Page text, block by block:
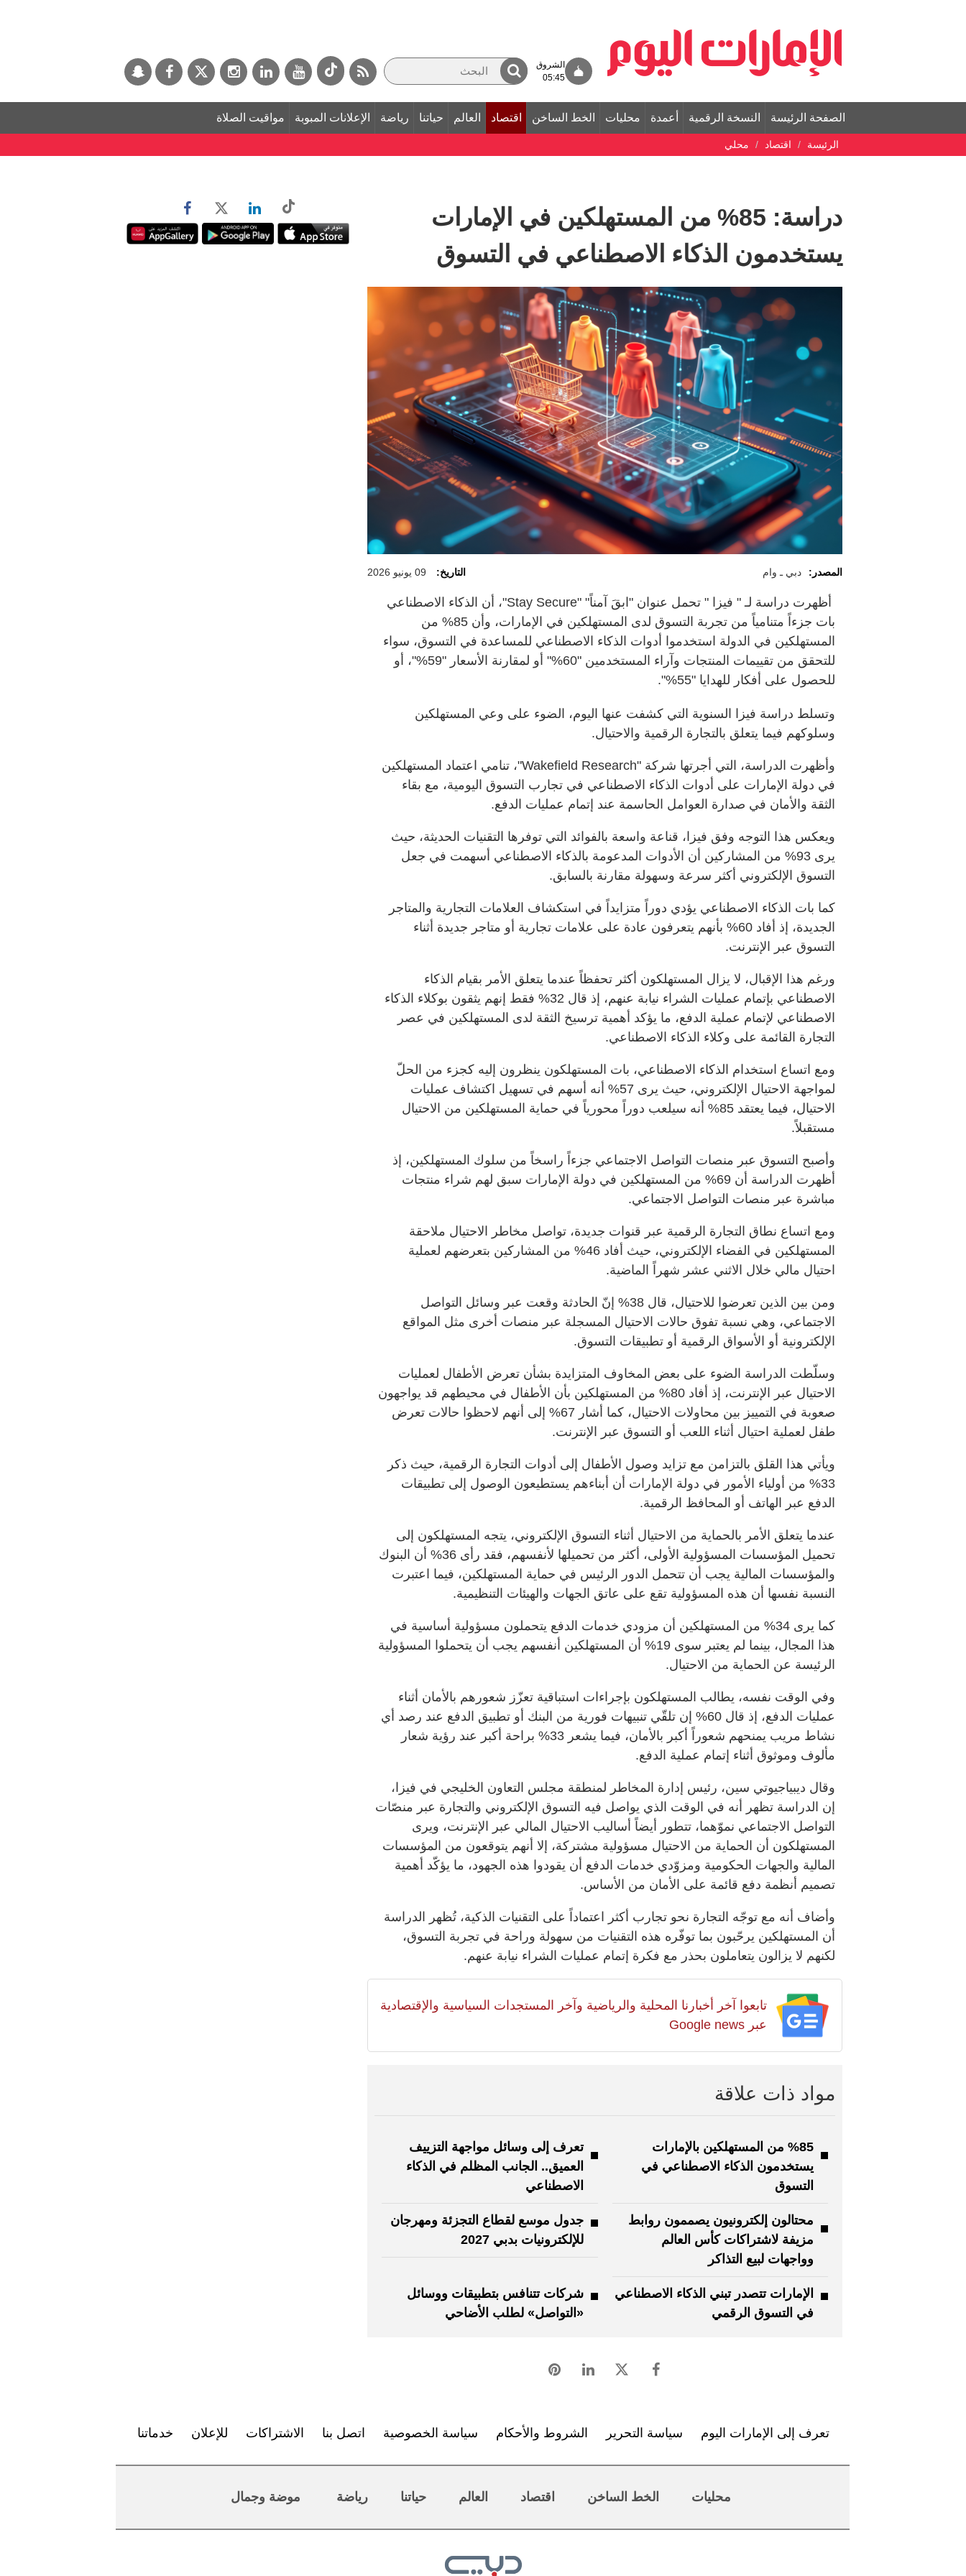
الشروق
05:45
الصفحة الرئيسة النسخة الرقمية أعمدة محليات الخط الساخن اقتصاد العالم حياتنا رياضة الإعلانات المبوبة مواقيت الصلاة
الرئيسة اقتصاد محلي
دراسة: 85% من المستهلكين في الإمارات
يستخدمون الذكاء الاصطناعي في التسوق
المصدر: دبي ـ وام التاريخ: 09 يونيو 2026
أظهرت دراسة لـ " فيزا " تحمل عنوان "ابقَ آمناً" "Stay Secure"، أن الذكاء الاصطناعي
بات جزءاً متنامياً من تجربة التسوق لدى المستهلكين في الإمارات، وأن 85% من
المستهلكين في الدولة استخدموا أدوات الذكاء الاصطناعي للمساعدة في التسوق، سواء
للتحقق من تقييمات المنتجات وآراء المستخدمين "60%" أو لمقارنة الأسعار "59%"، أو
للحصول على أفكار للهدايا "55%".
وتسلط دراسة فيزا السنوية التي كشفت عنها اليوم، الضوء على وعي المستهلكين
وسلوكهم فيما يتعلق بالتجارة الرقمية والاحتيال.
وأظهرت الدراسة، التي أجرتها شركة "Wakefield Research"، تنامي اعتماد المستهلكين
في دولة الإمارات على أدوات الذكاء الاصطناعي في تجارب التسوق اليومية، مع بقاء
الثقة والأمان في صدارة العوامل الحاسمة عند إتمام عمليات الدفع.
ويعكس هذا التوجه وفق فيزا، قناعة واسعة بالفوائد التي توفرها التقنيات الحديثة، حيث
يرى 93% من المشاركين أن الأدوات المدعومة بالذكاء الاصطناعي أسهمت في جعل
التسوق الإلكتروني أكثر سرعة وسهولة مقارنة بالسابق.
كما بات الذكاء الاصطناعي يؤدي دوراً متزايداً في استكشاف العلامات التجارية والمتاجر
الجديدة، إذ أفاد 60% بأنهم يتعرفون عادة على علامات تجارية أو متاجر جديدة أثناء
التسوق عبر الإنترنت.
ورغم هذا الإقبال، لا يزال المستهلكون أكثر تحفظاً عندما يتعلق الأمر بقيام الذكاء
الاصطناعي بإتمام عمليات الشراء نيابة عنهم، إذ قال 32% فقط إنهم يثقون بوكلاء الذكاء
الاصطناعي لإتمام عملية الدفع، ما يؤكد أهمية ترسيخ الثقة لدى المستهلكين في عصر
التجارة القائمة على وكلاء الذكاء الاصطناعي.
ومع اتساع استخدام الذكاء الاصطناعي، بات المستهلكون ينظرون إليه كجزء من الحلّ
لمواجهة الاحتيال الإلكتروني، حيث يرى 57% أنه أسهم في تسهيل اكتشاف عمليات
الاحتيال، فيما يعتقد 85% أنه سيلعب دوراً محورياً في حماية المستهلكين من الاحتيال
مستقبلاً.
وأصبح التسوق عبر منصات التواصل الاجتماعي جزءاً راسخاً من سلوك المستهلكين، إذ
أظهرت الدراسة أن 69% من المستهلكين في دولة الإمارات سبق لهم شراء منتجات
مباشرة عبر منصات التواصل الاجتماعي.
ومع اتساع نطاق التجارة الرقمية عبر قنوات جديدة، تواصل مخاطر الاحتيال ملاحقة
المستهلكين في الفضاء الإلكتروني، حيث أفاد 46% من المشاركين بتعرضهم لعملية
احتيال مالي خلال الاثني عشر شهراً الماضية.
ومن بين الذين تعرضوا للاحتيال، قال 38% إنّ الحادثة وقعت عبر وسائل التواصل
الاجتماعي، وهي نسبة تفوق حالات الاحتيال المسجلة عبر منصات أخرى مثل المواقع
الإلكترونية أو الأسواق الرقمية أو تطبيقات التسوق.
وسلّطت الدراسة الضوء على بعض المخاوف المتزايدة بشأن تعرض الأطفال لعمليات
الاحتيال عبر الإنترنت، إذ أفاد 80% من المستهلكين بأن الأطفال في محيطهم قد يواجهون
صعوبة في التمييز بين محاولات الاحتيال، كما أشار 67% إلى أنهم لاحظوا حالات تعرض
طفل لعملية احتيال أثناء اللعب أو التسوق عبر الإنترنت.
ويأتي هذا القلق بالتزامن مع تزايد وصول الأطفال إلى أدوات التجارة الرقمية، حيث ذكر
33% من أولياء الأمور في دولة الإمارات أن أبناءهم يستطيعون الوصول إلى تطبيقات
الدفع عبر الهاتف أو المحافظ الرقمية.
عندما يتعلق الأمر بالحماية من الاحتيال أثناء التسوق الإلكتروني، يتجه المستهلكون إلى
تحميل المؤسسات المسؤولية الأولى، أكثر من تحميلها لأنفسهم، فقد رأى 36% أن البنوك
والمؤسسات المالية يجب أن تتحمل الدور الرئيس في حماية المستهلكين، فيما اعتبرت
النسبة نفسها أن هذه المسؤولية تقع على عاتق الجهات والهيئات التنظيمية.
كما يرى 34% من المستهلكين أن مزودي خدمات الدفع يتحملون مسؤولية أساسية في
هذا المجال، بينما لم يعتبر سوى 19% أن المستهلكين أنفسهم يجب أن يتحملوا المسؤولية
الرئيسة عن الحماية من الاحتيال.
وفي الوقت نفسه، يطالب المستهلكون بإجراءات استباقية تعزّز شعورهم بالأمان أثناء
عمليات الدفع، إذ قال 60% إن تلقّي تنبيهات فورية من البنك أو تطبيق الدفع عند رصد أي
نشاط مريب يمنحهم شعوراً أكبر بالأمان، فيما يشعر 33% براحة أكبر عند رؤية شعار
مألوف وموثوق أثناء إتمام عملية الدفع.
وقال ديبياجيوتي سين، رئيس إدارة المخاطر لمنطقة مجلس التعاون الخليجي في فيزا،
إن الدراسة تظهر أنه في الوقت الذي يواصل فيه التسوق الإلكتروني والتجارة عبر منصّات
التواصل الاجتماعي نموّهما، تتطور أيضاً أساليب الاحتيال المالي عبر الإنترنت، ويرى
المستهلكون أن الحماية من الاحتيال مسؤولية مشتركة، إلا أنهم يتوقعون من المؤسسات
المالية والجهات الحكومية ومزوّدي خدمات الدفع أن يقودوا هذه الجهود، ما يؤكّد أهمية
تصميم أنظمة دفع قائمة على الأمان من الأساس.
وأضاف أنه مع توجّه التجارة نحو تجارب أكثر اعتماداً على التقنيات الذكية، تُظهر الدراسة
أن المستهلكين يرحّبون بما توفّره هذه التقنيات من سهولة وراحة في تجربة التسوق،
لكنهم لا يزالون يتعاملون بحذر مع فكرة إتمام عمليات الشراء نيابة عنهم.
تابعوا آخر أخبارنا المحلية والرياضية وآخر المستجدات السياسية والإقتصادية
عبر Google news
مواد ذات علاقة
%85 من المستهلكين بالإمارات
يستخدمون الذكاء الاصطناعي في
التسوق
تعرف إلى وسائل مواجهة التزييف
العميق.. الجانب المظلم في الذكاء
الاصطناعي
محتالون إلكترونيون يصممون روابط
مزيفة لاشتراكات كأس العالم
وواجهات لبيع التذاكر
جدول موسع لقطاع التجزئة ومهرجان
للإلكترونيات بدبي 2027
الإمارات تتصدر تبني الذكاء الاصطناعي
في التسوق الرقمي
شركات تتنافس بتطبيقات ووسائل
«التواصل» لطلب الأضاحي
تعرف إلى الإمارات اليوم سياسة التحرير الشروط والأحكام سياسة الخصوصية اتصل بنا الاشتراكات للإعلان خدماتنا
محليات الخط الساخن اقتصاد العالم حياتنا رياضة موضة وجمال